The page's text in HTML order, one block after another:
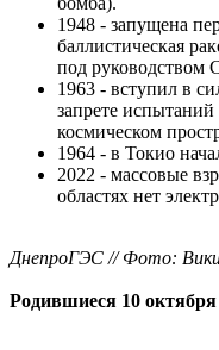
1948 - запущена
баллистическая
под руководством
1963 - вступил в
запрете
космическом
1964 - в Токио
2022 - массовые
областях нет
ДнепроГЭС // Фото:
Родившиеся 10 октября